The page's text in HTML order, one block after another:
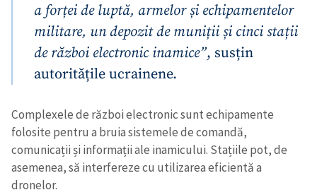
a forței de luptă, armelor și echipamentelor
militare, un depozit de muniții și cinci stații
de război electronic inamice”, susțin
autoritățile ucrainene.
Complexele de război electronic sunt echipamente
folosite pentru a bruia sistemele de comandă,
comunicații și informații ale inamicului. Stațiile pot, de
asemenea, să interfereze cu utilizarea eficientă a
dronelor.